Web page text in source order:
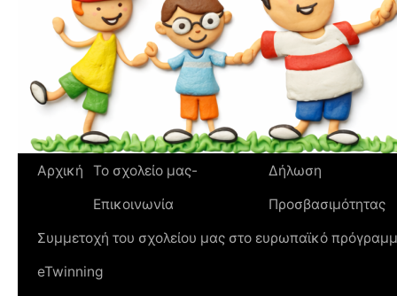
Αρχική
To σχολείο μας-
Επικοινωνία
Δήλωση
Προσβασιμότητας
Συμμετοχή του σχολείου μας στο ευρωπαϊκό
eTwinning